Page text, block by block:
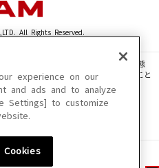
All Rights Reserved.
像・写真・動画・音声等を、手段や形態
断で複製、転載、ファイル化などすること
ただけない場合があります。
更になる場合があります。
experience on our
and ads and to analyze
Settings] to customize